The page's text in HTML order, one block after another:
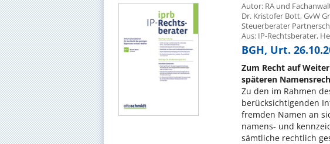
Autor: RA und
Dr. Kristofer Bott, GvW
Steuerberater
Aus: IP-Rechtsberater,
BGH, Urt.
Zum Recht auf
späteren
Zu den im Rahmen
berücksichtigenden
fremden Namen an
namens- und
sämtliche rechtlich